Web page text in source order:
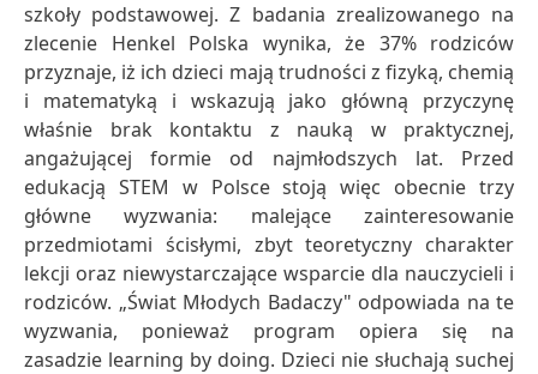
szkoły podstawowej. Z badania zrealizowanego na
zlecenie Henkel Polska wynika, że 37% rodziców
przyznaje, iż ich dzieci mają trudności z fizyką, chemią
i matematyką i wskazują jako główną przyczynę
właśnie brak kontaktu z nauką w praktycznej,
angażującej formie od najmłodszych lat. Przed
edukacją STEM w Polsce stoją więc obecnie trzy
główne wyzwania: malejące zainteresowanie
przedmiotami ścisłymi, zbyt teoretyczny charakter
lekcji oraz niewystarczające wsparcie dla nauczycieli i
rodziców. „Świat Młodych Badaczy" odpowiada na te
wyzwania, ponieważ program opiera się na
zasadzie learning by doing. Dzieci nie słuchają suchej